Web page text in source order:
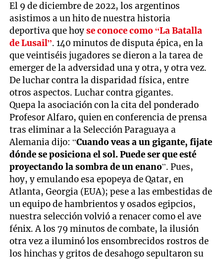
El 9 de diciembre de 2022, los argentinos
asistimos a un hito de nuestra historia
deportiva que hoyse conoce como “La Batalla
de Lusail”. 140 minutos de disputa épica, en la
que veintiséis jugadores se dieron a la tarea de
emerger de la adversidad una y otra, y otra vez.
De luchar contra la disparidad física, entre
otros aspectos. Luchar contra gigantes.
Quepa la asociación con la cita del ponderado
Profesor Alfaro, quien en conferencia de prensa
tras eliminar a la Selección Paraguaya a
Alemania dijo: “Cuando veas a un gigante, fijate
dónde se posiciona el sol. Puede ser que esté
proyectando la sombra de un enano”. Pues,
hoy, y emulando esa epopeya de Qatar, en
Atlanta, Georgia (EUA); pese a las embestidas de
un equipo de hambrientos y osados egipcios,
nuestra selección volvió a renacer como el ave
fénix. A los 79 minutos de combate, la ilusión
otra vez a iluminó los ensombrecidos rostros de
los hinchas y gritos de desahogo sepultaron su